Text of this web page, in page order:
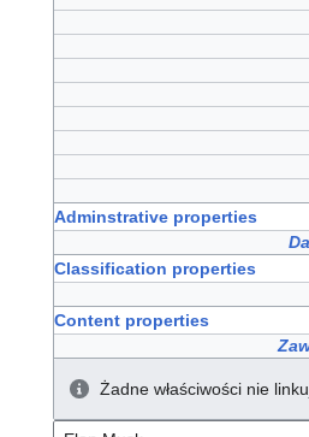
Adminstrative properties
Classification properties
Content properties
Żadne właściwości nie